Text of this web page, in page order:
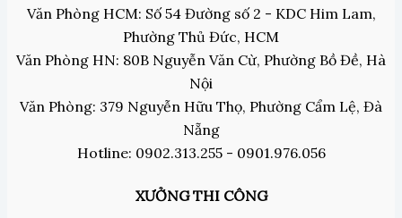
Văn Phòng HCM: Số 54 Đường số 2 - KDC Him Lam,
Phường Thủ Đức, HCM
Văn Phòng HN: 80B Nguyễn Văn Cừ, Phường Bồ Đề, Hà
Nội
Văn Phòng: 379 Nguyễn Hữu Thọ, Phường Cẩm Lệ, Đà
Nẵng
Hotline: 0902.313.255 - 0901.976.056
XƯỞNG THI CÔNG